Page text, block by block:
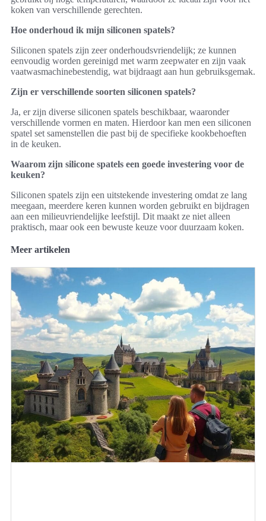
koken van verschillende gerechten.
Hoe onderhoud ik mijn siliconen spatels?
Siliconen spatels zijn zeer onderhoudsvriendelijk; ze kunnen
eenvoudig worden gereinigd met warm zeepwater en zijn vaak
vaatwasmachinebestendig, wat bijdraagt aan hun gebruiksgemak.
Zijn er verschillende soorten siliconen spatels?
Ja, er zijn diverse siliconen spatels beschikbaar, waaronder
verschillende vormen en maten. Hierdoor kan men een siliconen
spatel set samenstellen die past bij de specifieke kookbehoeften
in de keuken.
Waarom zijn silicone spatels een goede investering voor de
keuken?
Siliconen spatels zijn een uitstekende investering omdat ze lang
meegaan, meerdere keren kunnen worden gebruikt en bijdragen
aan een milieuvriendelijke leefstijl. Dit maakt ze niet alleen
praktisch, maar ook een bewuste keuze voor duurzaam koken.
Meer artikelen